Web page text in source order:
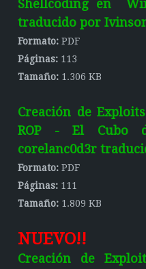
Shellcoding en
traducido por
Formato: PDF
Páginas: 113
Tamaño: 1.306 KB
Creación de
ROP - El Cubo
corelanc0d3r
Formato: PDF
Páginas: 111
Tamaño: 1.809 KB
NUEVO!!
Creación de